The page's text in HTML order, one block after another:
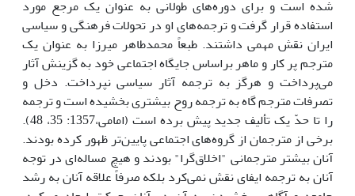
شده است و برای دوره‌های طولانی به عنوان یک مرجع مورد
استفاده قرار گرفت و ترجمه‌های او در تحولات فرهنگی و سیاسی
ایران نقش مهمی داشتند. طبعاً محمدطاهر میرزا به عنوان یک
مترجم پر کار و ماهر براساس جایگاه اجتماعی خود به گزینش آثار
می‌پرداخت و هرگز به ترجمه آثار سیاسی نپرداخت. دخل و
تصرفات مترجم گاه به ترجمه روح بیشتری بخشیده است و ترجمه
را تا حدّ یک تألیف جدید پیش برده است (امامی،1357: 35، 48).
برخی از مترجمان از گروه‌های اجتماعی پایین‌تر ظهور کرده بودند.
آنان بیشتر مترجمانی "اخلاق‌گرا" بودند و هیچ مساله‌ای در توجه
آنان به ترجمه ایفای نقش نمی‌کرد بلکه صرفاً علاقه آنان به رشد